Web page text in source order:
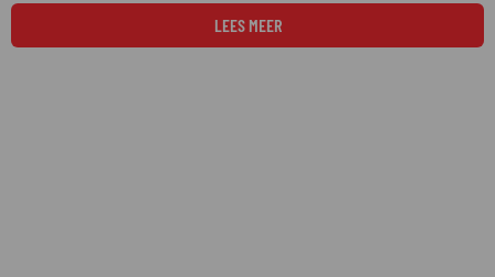
LEES MEER